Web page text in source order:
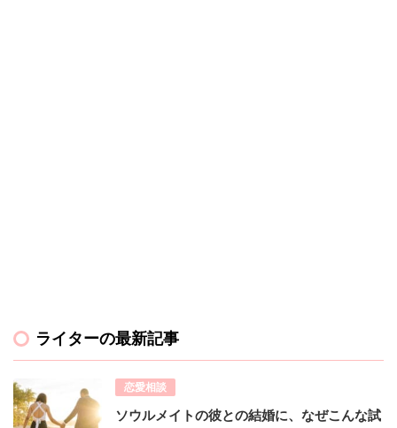
ライターの最新記事
恋愛相談
ソウルメイトの彼との結婚に、なぜこんな試